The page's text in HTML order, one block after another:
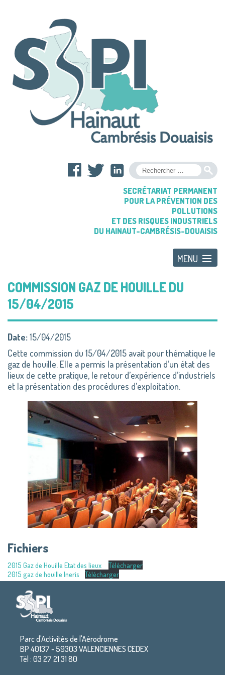
SECRÉTARIAT PERMANENT
POUR LA PRÉVENTION DES
POLLUTIONS
ET DES RISQUES INDUSTRIELS
DU HAINAUT-CAMBRÉSIS-DOUAISIS
COMMISSION GAZ DE HOUILLE DU
15/04/2015
Date:15/04/2015
Cette commission du 15/04/2015 avait pour thématique le
gaz de houille. Elle a permis la présentation d’un état des
lieux de cette pratique, le retour d’expérience d’industriels
et la présentation des procédures d’exploitation.
Fichiers
2015 Gaz de Houille Etat des lieux
Télécharger
2015 gaz de houille Ineris
Télécharger
Parc d'Activités de l'Aérodrome
BP 40137 - 59303 VALENCIENNES CEDEX
Tél : 03 27 21 31 80